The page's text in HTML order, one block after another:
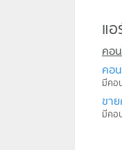
แ
คอ
คอ
มีคอ
ขา
มีคอ